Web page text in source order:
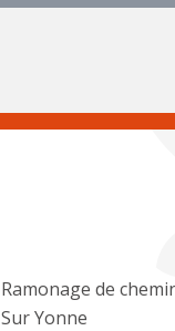
Ramonage de
Sur Yonne